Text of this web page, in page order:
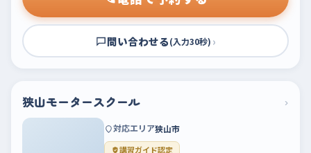
問い合わせる(入力30秒) ›
狭山モータースクール ›
対応エリア狭山市
講習ガイド認定